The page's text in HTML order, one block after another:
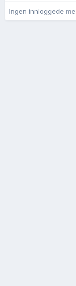
Ingen innloggede